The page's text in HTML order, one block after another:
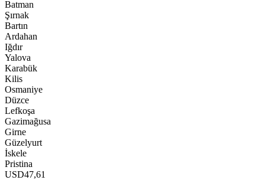
Batman
Şırnak
Bartın
Ardahan
Iğdır
Yalova
Karabük
Kilis
Osmaniye
Düzce
Lefkoşa
Gazimağusa
Girne
Güzelyurt
İskele
Pristina
USD47,61